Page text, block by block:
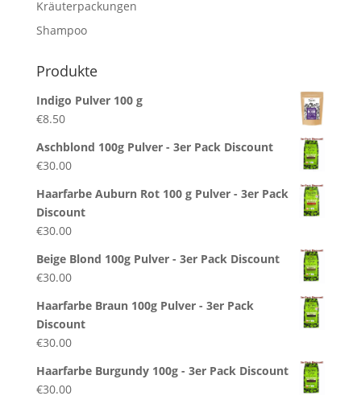
Kräuterpackungen
Shampoo
Produkte
Indigo Pulver 100 g
€8.50
Aschblond 100g Pulver - 3er Pack Discount
€30.00
Haarfarbe Auburn Rot 100 g Pulver - 3er Pack
Discount
€30.00
Beige Blond 100g Pulver - 3er Pack Discount
€30.00
Haarfarbe Braun 100g Pulver - 3er Pack
Discount
€30.00
Haarfarbe Burgundy 100g - 3er Pack Discount
€30.00